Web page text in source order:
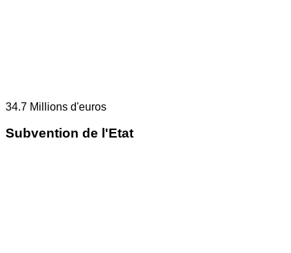
34.7 Millions d'euros
Subvention de l'Etat